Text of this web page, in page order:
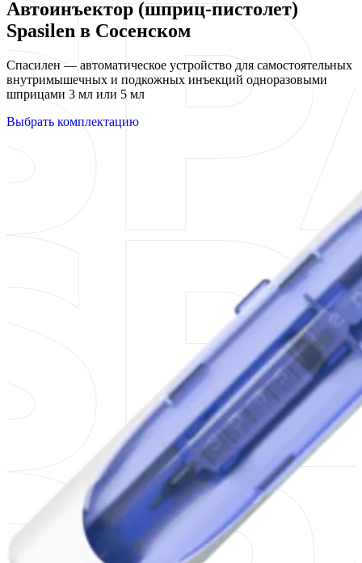
Автоинъектор (шприц-пистолет)
Spasilen в Сосенском
Спасилен — автоматическое устройство для самостоятельных
внутримышечных и подкожных инъекций одноразовыми
шприцами 3 мл или 5 мл
Выбрать комплектацию